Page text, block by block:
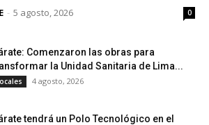
- 5 agosto, 2026 0
Comenzaron las obras para
la Unidad Sanitaria de Lima...
4 agosto, 2026
tendrá un Polo Tecnológico en el